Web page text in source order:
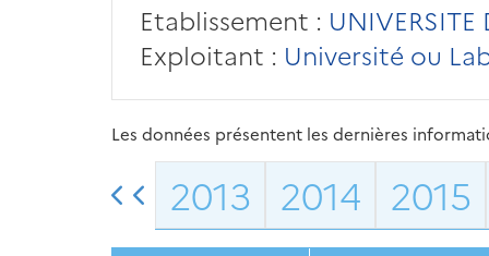
Etablissement : UNIVERSITE
Exploitant : Université ou
Les données présentent les dernières
2013 2014 2015